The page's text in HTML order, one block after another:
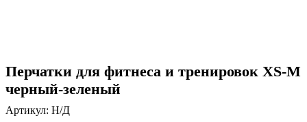
Перчатки для фитнеса и тренировок XS-M
черный-зеленый
Артикул: Н/Д